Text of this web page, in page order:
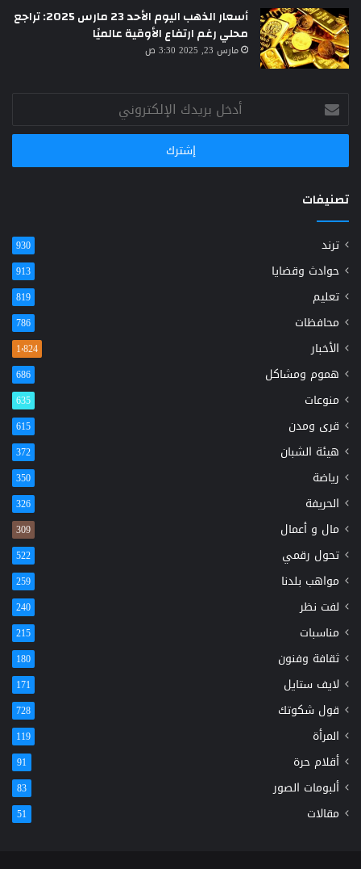
أسعار الذهب اليوم الأحد 23 مارس 2025: تراجع
محلي رغم ارتفاع الأوقية عالميًا
مارس 23, 2025 3:30 ص
أدخل
بريدك
الإلكتروني
تصنيفات
ترند 930
حوادث وقضايا 913
تعليم 819
محافظات 786
الأخبار 1٬824
هموم ومشاكل 686
منوعات 635
قرى ومدن 615
هيئة الشبان 372
رياضة 350
الحريفة 326
مال و أعمال 309
تحول رقمي 522
مواهب بلدنا 259
لفت نظر 240
مناسبات 215
ثقافة وفنون 180
لايف ستايل 171
قول شكوتك 728
المرأة 119
أقلام حرة 91
ألبومات الصور 83
مقالات 51